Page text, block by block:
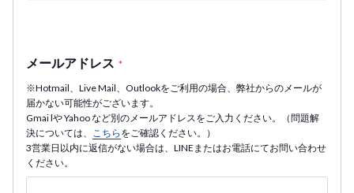
メールアドレス *
※Hotmail、Live Mail、Outlookをご利用の場合、弊社からのメールが
届かない可能性がございます。
Gmai lや Yahoo など別のメールアドレスをご入力ください。（問題解
決については、
こちら をご確認ください。）
3営業日以内に返信がない場合は、LINEまたはお電話にてお問い合わせ
ください。